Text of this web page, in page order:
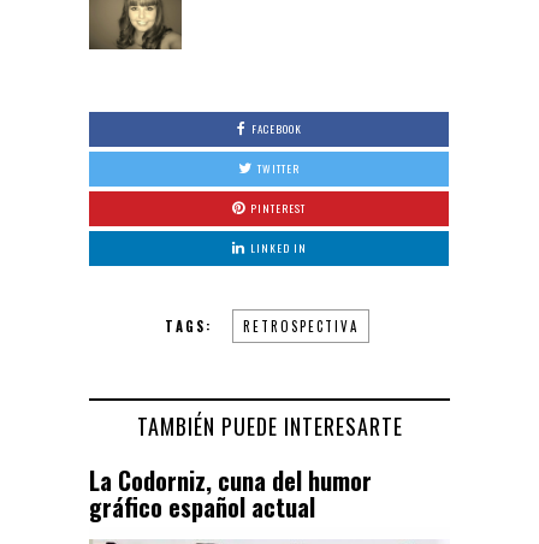
FACEBOOK
TWITTER
PINTEREST
LINKED IN
TAGS: RETROSPECTIVA
TAMBIÉN PUEDE INTERESARTE
La Codorniz, cuna del humor
gráfico español actual